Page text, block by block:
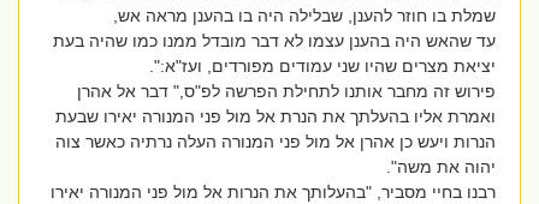
שמלת בו חוזר להענן, שבלילה היה בו בהענן מראה אש,
עד שהאש היה בהענן עצמו לא דבר מובדל ממנו כמו שהיה בעת
יציאת מצרים שהיו שני עמודים מפורדים, ועז"א:".
פירוש זה מחבר אותנו לתחילת הפרשה לפ"ס," דבר אל אהרן
ואמרת אליו בהעלתך את הנרת אל מול פני המנורה יאירו שבעת
הנרות ויעש כן אהרן אל מול פני המנורה העלה נרתיה כאשר צוה
יהוה את משה".
רבנו בחיי מסביר, "בהעלותך את הנרות אל מול פני המנורה יאירו